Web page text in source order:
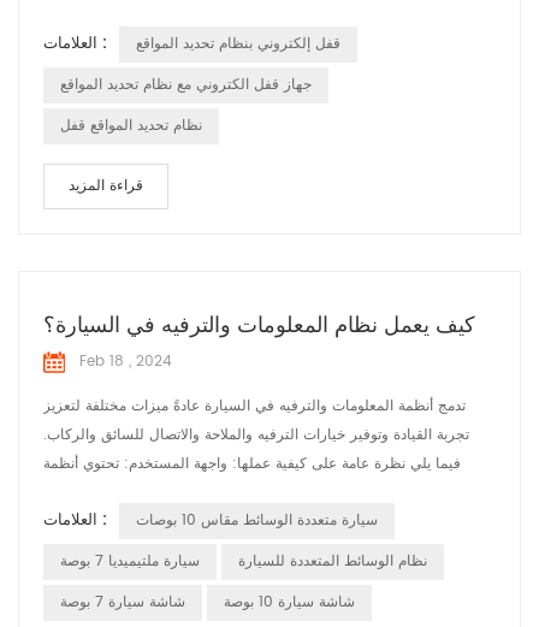
01 10 E3 01 00 D5 1B 02 20 02 60 43 23 27 95 93 78 61 60 00
12 20 00 00 12 34 27 95 93 78 61 58 00 12 86 7E 7E رأس التدليك
العلامات :
قفل إلكتروني بنظام تحديد المواقع
جهاز قفل الكتروني مع نظام تحديد المواقع
نظام تحديد المواقع قفل
قراءة المزيد
كيف يعمل نظام المعلومات والترفيه في السيارة؟
Feb 18 , 2024
تدمج أنظمة المعلومات والترفيه في السيارة عادةً ميزات مختلفة لتعزيز
تجربة القيادة وتوفير خيارات الترفيه والملاحة والاتصال للسائق والركاب.
فيما يلي نظرة عامة على كيفية عملها: واجهة المستخدم: تحتوي أنظمة
باللمس أو من خلال عناصر التحكم الفعلية على لوحة القيادة. يتفاعل
المستخدمون مع النظام للوصول إلى وظائف وميزات مختلفة. الترفيه: إحدى
العلامات :
سيارة متعددة الوسائط مقاس 10 بوصات
سيارة ملتيميديا ​​7 بوصة
نظام الوسائط المتعددة للسيارة
شاشة سيارة 7 بوصة
شاشة سيارة 10 بوصة